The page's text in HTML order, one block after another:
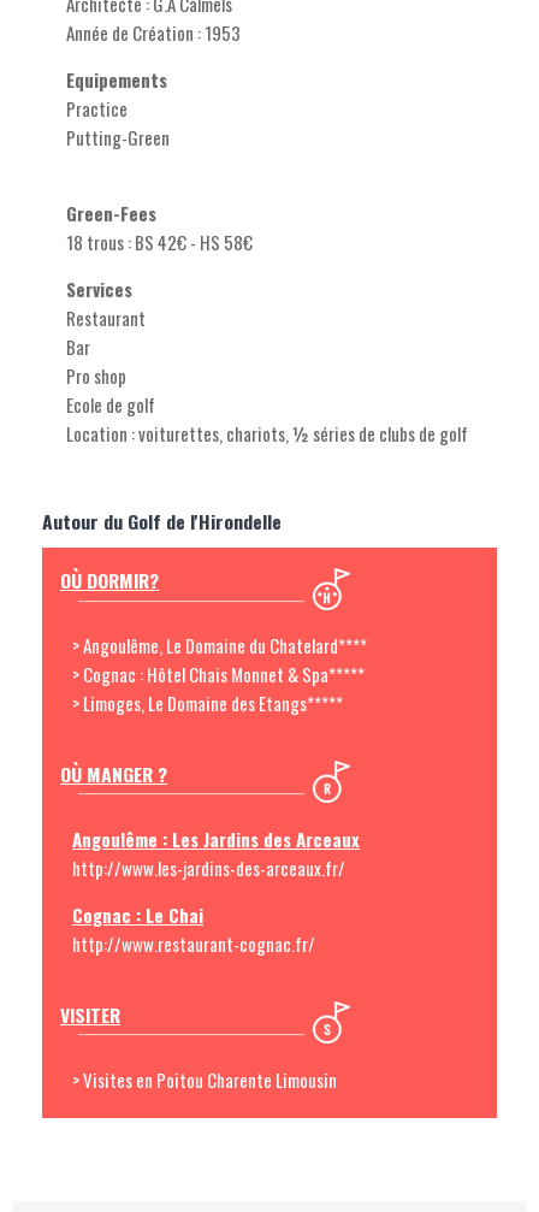
Année de Création : 1953
Equipements
Practice
Putting-Green
Green-Fees
18 trous : BS 42€ - HS 58€
Services
Restaurant
Bar
Pro shop
Ecole de golf
Location : voiturettes, chariots, ½ séries de clubs de golf
Autour du Golf de l'Hirondelle
OÙ DORMIR?
> Angoulême, Le Domaine du Chatelard****
> Cognac : Hôtel Chais Monnet & Spa*****
> Limoges, Le Domaine des Etangs*****
OÙ MANGER ?
Angoulême : Les Jardins des Arceaux
http://www.les-jardins-des-arceaux.fr/
Cognac : Le Chai
http://www.restaurant-cognac.fr/
VISITER
> Visites en Poitou Charente Limousin